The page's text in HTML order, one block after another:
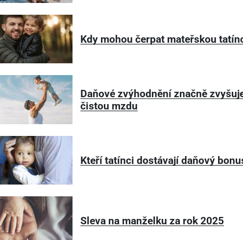
Kdy mohou čerpat mateřskou
Daňové zvýhodnění značně
čistou mzdu
Kteří tatínci dostávají daňový
Sleva na manželku za rok 2025